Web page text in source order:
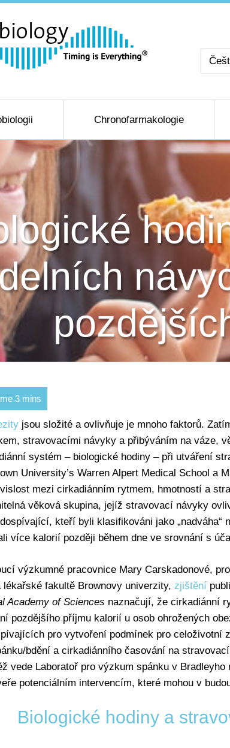
Zvolte
Chronofarmakologie
jsou složité a ovlivňuje je mnoho faktorů.
stravovacími návyky a přibýváním na váze,
systém – biologické hodiny – při utváření
University’s Warren Alpert Medical School a
mezi cirkadiánním rytmem, hmotností a
věková skupina, jejíž stravovací návyky
kteří byli klasifikováni jako „nadváha“
více kalorií později během dne ve srovnání s
výzkumné pracovnice Mary Carskadonové,
lékařské fakultě Brownovy univerzity, zjištění
Academy of Sciences naznačují, že cirkadiánní
pozdějšího příjmu kalorií u osob ohrožených
pro vytvoření podmínek pro celoživotní
bdění a cirkadiánního časování na
vede Laboratoř pro výzkum spánku v
potenciálním intervencím, které mohou v
Biologické hodiny a